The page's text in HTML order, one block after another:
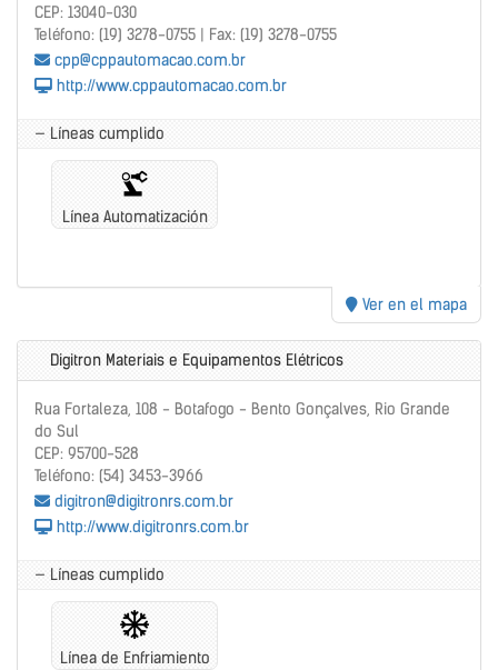
CEP: 13040-030
Teléfono: (19) 3278-0755 | Fax: (19) 3278-0755
cpp@cppautomacao.com.br
http://www.cppautomacao.com.br
— Líneas cumplido
Línea Automatización
Ver en el mapa
Digitron Materiais e Equipamentos Elétricos
Rua Fortaleza, 108 - Botafogo - Bento Gonçalves, Rio Grande
do Sul
CEP: 95700-528
Teléfono: (54) 3453-3966
digitron@digitronrs.com.br
http://www.digitronrs.com.br
— Líneas cumplido
Línea de Enfriamiento